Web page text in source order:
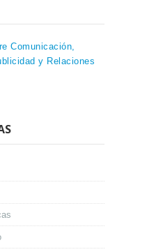
Comunicación,
y Relaciones